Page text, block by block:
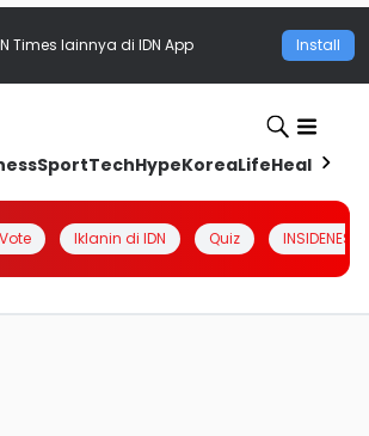
Times lainnya di IDN App Install
SportTechHypeKoreaLifeHealth
Iklanin di IDN Quiz INSIDENESIA